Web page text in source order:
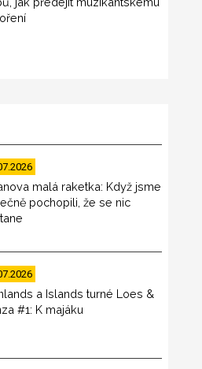
malá raketka: Když jsme
pochopili, že se nic
a Islands turné Loes &
#1: K majáku